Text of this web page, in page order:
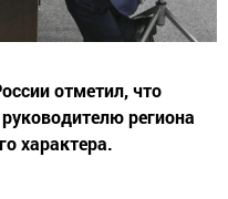
отметил, что
региона
характера.